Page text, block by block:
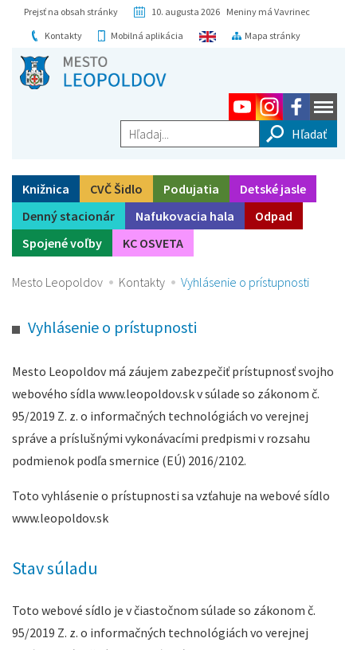
Prejsť na obsah stránky
10. augusta 2026 Meniny má Vavrinec
Kontakty
Mobilná aplikácia Mapa stránky
Hľadaj...
Knižnica CVČ Šidlo Podujatia
Detské jasle
Denný stacionár
Nafukovacia hala
Odpad
Spojené voľby
KC OSVETA
Mesto Leopoldov Kontakty Vyhlásenie o prístupnosti
Vyhlásenie o prístupnosti
Mesto Leopoldov má záujem zabezpečiť prístupnosť svojho
webového sídla www.leopoldov.sk v súlade so zákonom č.
95/2019 Z. z. o informačných technológiách vo verejnej
správe a príslušnými vykonávacími predpismi v rozsahu
podmienok podľa smernice (EÚ) 2016/2102.
Toto vyhlásenie o prístupnosti sa vzťahuje na webové sídlo
www.leopoldov.sk
Stav súladu
Toto webové sídlo je v čiastočnom súlade so zákonom č.
95/2019 Z. z. o informačných technológiách vo verejnej